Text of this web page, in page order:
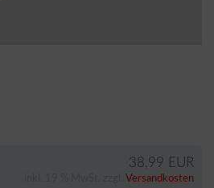
38,99 EUR
Versandkosten